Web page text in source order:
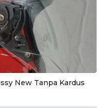
New Tanpa Kardus